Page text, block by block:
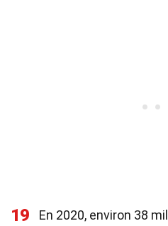
19
En 2020, environ 38